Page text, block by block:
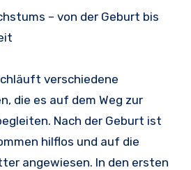
– von der Geburt bis
verschiedene
die es auf dem Weg zur
Nach der Geburt ist
hilflos und auf die
angewiesen. In den ersten